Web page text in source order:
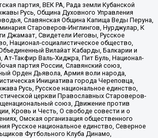
партия, ВЕК РА, Рада земли Кубанской
Русь, Община Духовного Управления
Славянская Община Капища Веды Перуна,
Староверов-Инглингов, Нурджулар, К
Джамаат, Свидетели Иеговы, Русское
Национал-социалистическое общество,
Вилайат Кабарды, Балкарии и
Ат-Такфир Валь-Хиджра, Пит Буль, Национал-
партия России, Славянский союз,
Орден Дьявола, Армия воли народа,
Инициатива города Череповца,
Русь, Русское национальное единство,
церкви Православных Староверов-
союз, Движение против
Кровь и Честь, О свободе совести и о
Омская организация общественного
Русское национальное единство, Северное
Футбольного Клуба Динамо,